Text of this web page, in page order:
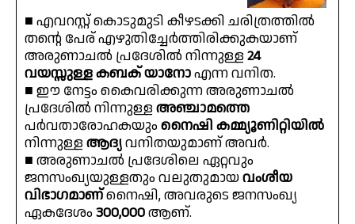
■ എവറസ്റ്റ് കൊടുമുടി കീഴടക്കി ചരിത്രത്തിൽ
തൻ്റെ പേര് എഴുതിച്ചേർത്തിരിക്കുകയാണ്
അരുണാചൽ പ്രദേശിൽ നിന്നുള്ള 24
വയസ്സുള്ള കബക് യാനോഎന്ന വനിത.
■ ഈ നേട്ടം കൈവരിക്കുന്ന അരുണാചൽ
പ്രദേശിൽ നിന്നുള്ള അഞ്ചാമത്തെ
പർവതാരോഹകയും നൈഷി കമ്മ്യൂണിറ്റിയിൽ
നിന്നുള്ള ആദ്യവനിതയുമാണ് അവർ.
■ അരുണാചൽ പ്രദേശിലെ ഏറ്റവും
ജനസംഖ്യയുള്ളതും വലുതുമായവംശീയ
വിഭാഗമാണ്നൈഷി, അവരുടെ ജനസംഖ്യ
ഏകദേശം 300,000ആണ്.